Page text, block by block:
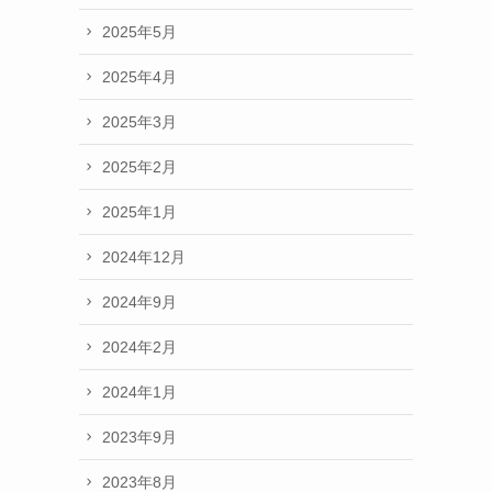
2025年5月
2025年4月
2025年3月
2025年2月
2025年1月
2024年12月
2024年9月
2024年2月
2024年1月
2023年9月
2023年8月